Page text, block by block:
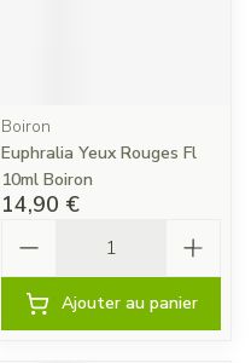
Boiron
Euphralia Yeux Rouges Fl
10ml Boiron
14,90 €
Ajouter au panier